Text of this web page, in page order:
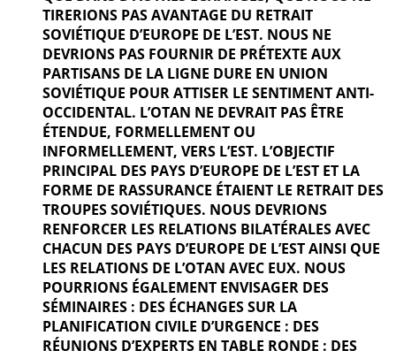
TIRERIONS PAS AVANTAGE DU RETRAIT
SOVIÉTIQUE D’EUROPE DE L’EST. NOUS NE
DEVRIONS PAS FOURNIR DE PRÉTEXTE AUX
PARTISANS DE LA LIGNE DURE EN UNION
SOVIÉTIQUE POUR ATTISER LE SENTIMENT ANTI-
OCCIDENTAL. L’OTAN NE DEVRAIT PAS ÊTRE
ÉTENDUE, FORMELLEMENT OU
INFORMELLEMENT, VERS L’EST. L’OBJECTIF
PRINCIPAL DES PAYS D’EUROPE DE L’EST ET LA
FORME DE RASSURANCE ÉTAIENT LE RETRAIT DES
TROUPES SOVIÉTIQUES. NOUS DEVRIONS
RENFORCER LES RELATIONS BILATÉRALES AVEC
CHACUN DES PAYS D’EUROPE DE L’EST AINSI QUE
LES RELATIONS DE L’OTAN AVEC EUX. NOUS
POURRIONS ÉGALEMENT ENVISAGER DES
SÉMINAIRES : DES ÉCHANGES SUR LA
PLANIFICATION CIVILE D’URGENCE : DES
RÉUNIONS D’EXPERTS EN TABLE RONDE : DES